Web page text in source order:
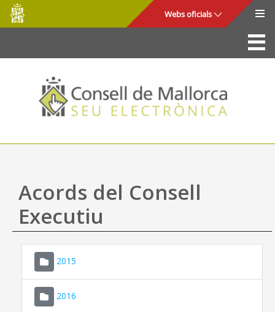
Salta al contingut principal
Consell
de
Mallorca
Webs oficials
La Seu
Consell de Mallorca
Accés i seguretat
Utilitats
Ajuda
Acords del Consell
Executiu
2015
2016